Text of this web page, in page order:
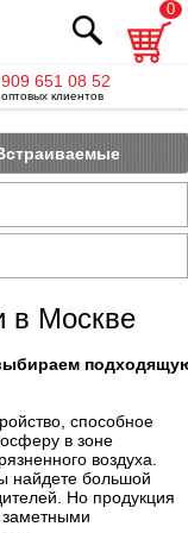
0
651 08 52
клиентов
в Москве
способное
в зоне
воздуха.
найдете большой
Но продукция
заметными